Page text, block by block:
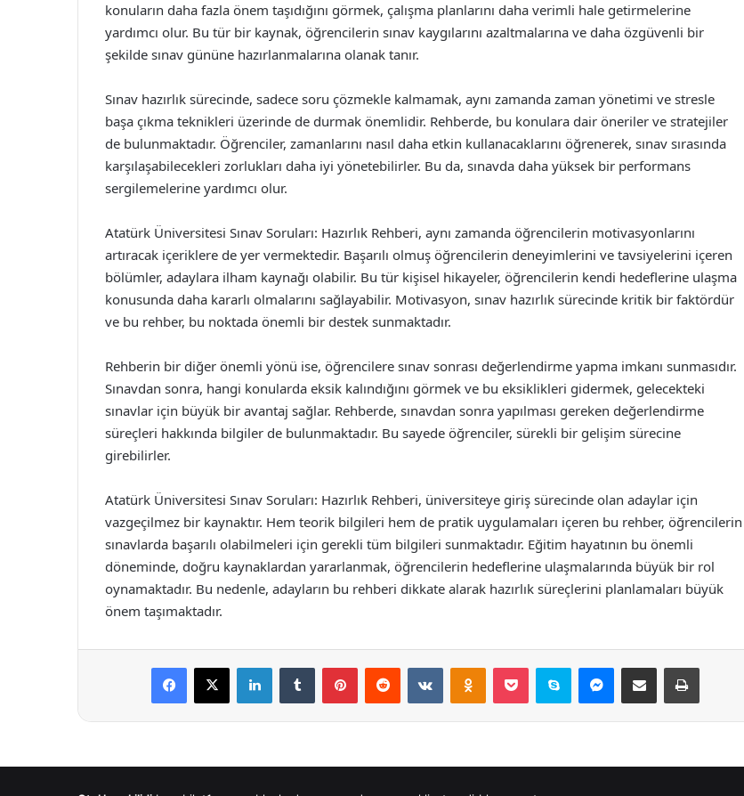
konuların daha fazla önem taşıdığını görmek, çalışma planlarını daha verimli hale getirmelerine
yardımcı olur. Bu tür bir kaynak, öğrencilerin sınav kaygılarını azaltmalarına ve daha özgüvenli bir
şekilde sınav gününe hazırlanmalarına olanak tanır.
Sınav hazırlık sürecinde, sadece soru çözmekle kalmamak, aynı zamanda zaman yönetimi ve stresle
başa çıkma teknikleri üzerinde de durmak önemlidir. Rehberde, bu konulara dair öneriler ve stratejiler
de bulunmaktadır. Öğrenciler, zamanlarını nasıl daha etkin kullanacaklarını öğrenerek, sınav sırasında
karşılaşabilecekleri zorlukları daha iyi yönetebilirler. Bu da, sınavda daha yüksek bir performans
sergilemelerine yardımcı olur.
Atatürk Üniversitesi Sınav Soruları: Hazırlık Rehberi, aynı zamanda öğrencilerin motivasyonlarını
artıracak içeriklere de yer vermektedir. Başarılı olmuş öğrencilerin deneyimlerini ve tavsiyelerini içeren
bölümler, adaylara ilham kaynağı olabilir. Bu tür kişisel hikayeler, öğrencilerin kendi hedeflerine ulaşma
konusunda daha kararlı olmalarını sağlayabilir. Motivasyon, sınav hazırlık sürecinde kritik bir faktördür
ve bu rehber, bu noktada önemli bir destek sunmaktadır.
Rehberin bir diğer önemli yönü ise, öğrencilere sınav sonrası değerlendirme yapma imkanı sunmasıdır.
Sınavdan sonra, hangi konularda eksik kalındığını görmek ve bu eksiklikleri gidermek, gelecekteki
sınavlar için büyük bir avantaj sağlar. Rehberde, sınavdan sonra yapılması gereken değerlendirme
süreçleri hakkında bilgiler de bulunmaktadır. Bu sayede öğrenciler, sürekli bir gelişim sürecine
girebilirler.
Atatürk Üniversitesi Sınav Soruları: Hazırlık Rehberi, üniversiteye giriş sürecinde olan adaylar için
vazgeçilmez bir kaynaktır. Hem teorik bilgileri hem de pratik uygulamaları içeren bu rehber, öğrencilerin
sınavlarda başarılı olabilmeleri için gerekli tüm bilgileri sunmaktadır. Eğitim hayatının bu önemli
döneminde, doğru kaynaklardan yararlanmak, öğrencilerin hedeflerine ulaşmalarında büyük bir rol
oynamaktadır. Bu nedenle, adayların bu rehberi dikkate alarak hazırlık süreçlerini planlamaları büyük
önem taşımaktadır.
Facebook
X LinkedInTumblr PinterestReddit VKontakteOdnoklassniki
Pocket Skype Messenger
E-Posta ile paylaş Yazdır